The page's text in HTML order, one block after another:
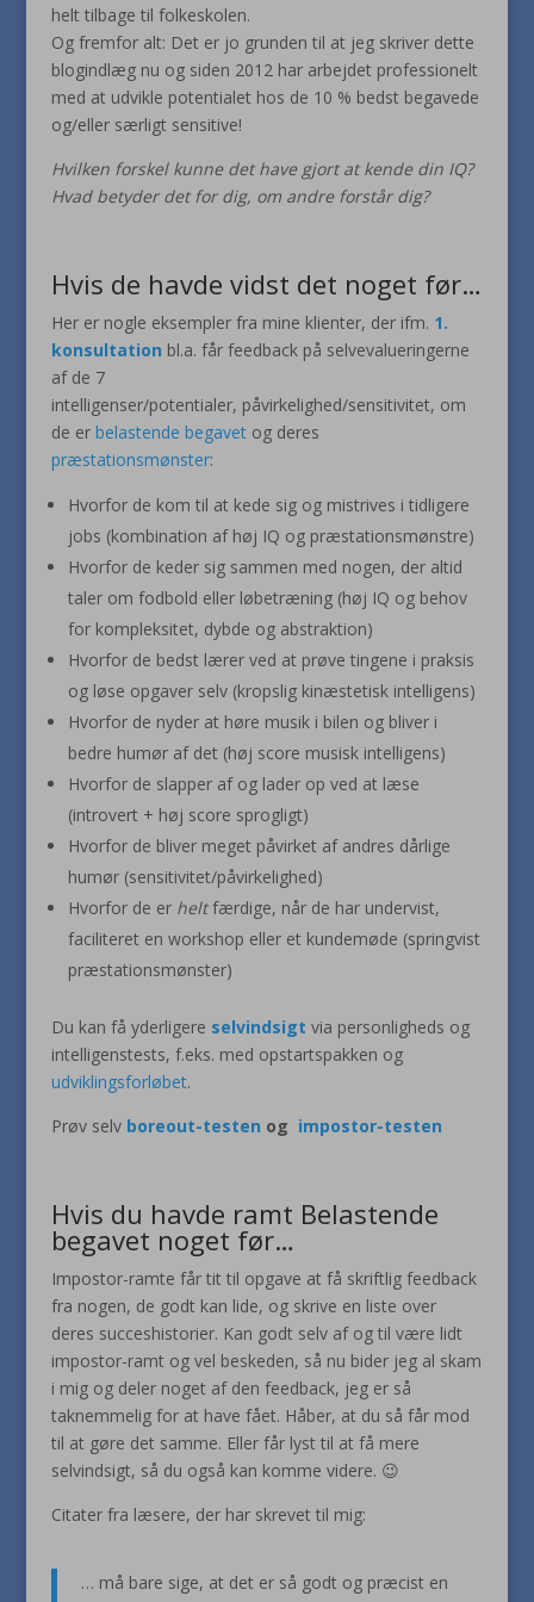
helt tilbage til folkeskolen.
Og fremfor alt: Det er jo grunden til at jeg skriver dette
blogindlæg nu og siden 2012 har arbejdet professionelt
med at udvikle potentialet hos de 10 % bedst begavede
og/eller særligt sensitive!
Hvilken forskel kunne det have gjort at kende din IQ?
Hvad betyder det for dig, om andre forstår dig?
Hvis de havde vidst det noget før…
Her er nogle eksempler fra mine klienter, der ifm. 1.
konsultation bl.a. får feedback på selvevalueringerne
af de 7
intelligenser/potentialer, påvirkelighed/sensitivitet, om
de er belastende begavetog deres
præstationsmønster:
Hvorfor de kom til at kede sig og mistrives i tidligere
jobs (kombination af høj IQ og præstationsmønstre)
Hvorfor de keder sig sammen med nogen, der altid
taler om fodbold eller løbetræning (høj IQ og behov
for kompleksitet, dybde og abstraktion)
Hvorfor de bedst lærer ved at prøve tingene i praksis
og løse opgaver selv (kropslig kinæstetisk intelligens)
Hvorfor de nyder at høre musik i bilen og bliver i
bedre humør af det (høj score musisk intelligens)
Hvorfor de slapper af og lader op ved at læse
(introvert + høj score sprogligt)
Hvorfor de bliver meget påvirket af andres dårlige
humør (sensitivitet/påvirkelighed)
Hvorfor de er heltfærdige, når de har undervist,
faciliteret en workshop eller et kundemøde (springvist
præstationsmønster)
Du kan få yderligere selvindsigt via personligheds og
intelligenstests, f.eks. med opstartspakken og
udviklingsforløbet.
Prøv selv boreout-testen og impostor-testen
Hvis du havde ramt Belastende
begavet noget før…
Impostor-ramte får tit til opgave at få skriftlig feedback
fra nogen, de godt kan lide, og skrive en liste over
deres succeshistorier. Kan godt selv af og til være lidt
impostor-ramt og vel beskeden, så nu bider jeg al skam
i mig og deler noget af den feedback, jeg er så
taknemmelig for at have fået. Håber, at du så får mod
til at gøre det samme. Eller får lyst til at få mere
selvindsigt, så du også kan komme videre. 😉
Citater fra læsere, der har skrevet til mig:
… må bare sige, at det er så godt og præcist en